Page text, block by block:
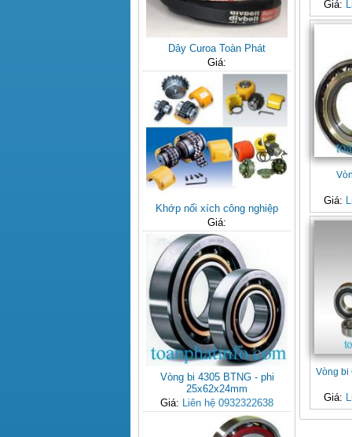
Dây Curoa Toàn Phát
Giá:
Khớp nối xích công nghiệp
Giá:
Vòng bi 4305 BTNG - phi
25x62x24mm
Giá: Liên hệ 0932322638
Giá:
Giá:
Vòng bi
Giá: